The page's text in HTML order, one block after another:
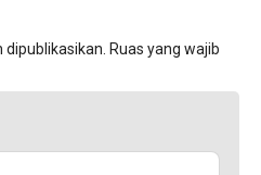
Ruas yang wajib